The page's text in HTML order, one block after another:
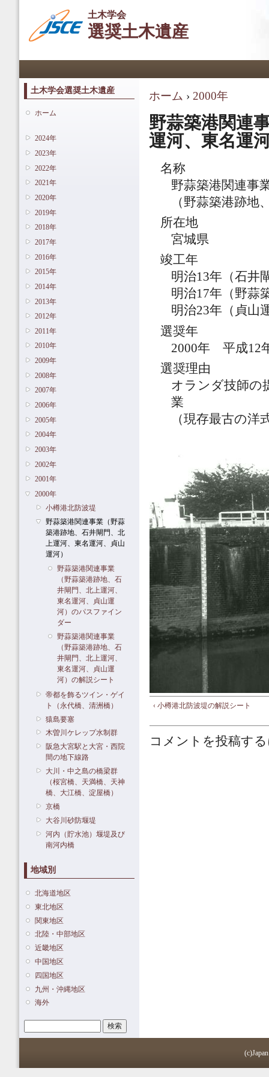
動
土木学会
選奨土木遺産
土木学会選奨土木遺産
ホーム
2024年
2023年
2022年
2021年
2020年
2019年
2018年
2017年
2016年
2015年
2014年
2013年
2012年
2011年
2010年
2009年
2008年
2007年
2006年
2005年
2004年
2003年
2002年
2001年
2000年
小樽港北防波堤
野蒜築港関連事業（野蒜
築港跡地、石井閘門、北
上運河、東名運河、貞山
運河）
野蒜築港関連事業
（野蒜築港跡地、石
井閘門、北上運河、
東名運河、貞山運
河）のパスファイン
ダー
野蒜築港関連事業
（野蒜築港跡地、石
井閘門、北上運河、
東名運河、貞山運
河）の解説シート
帝都を飾るツイン・ゲイ
ト（永代橋、清洲橋）
猿島要塞
木曽川ケレップ水制群
阪急大宮駅と大宮・西院
間の地下線路
大川・中之島の橋梁群
（桜宮橋、天満橋、天神
橋、大江橋、淀屋橋）
京橋
大谷川砂防堰堤
河内（貯水池）堰堤及び
南河内橋
地域別
北海道地区
東北地区
関東地区
北陸・中部地区
近畿地区
中国地区
四国地区
九州・沖縄地区
海外
現在地
ホーム › 2000年
野蒜築港関連
運河、東名運
名称
野蒜築港関連事
（野蒜築港跡地
所在地
宮城県
竣工年
明治13年（石井
明治17年（野蒜
明治23年（貞山
選奨年
2000年 平成12
選奨理由
オランダ技師の
業
（現存最古の
‹ 小樽港北防波堤の解説シート
コメントを投稿す